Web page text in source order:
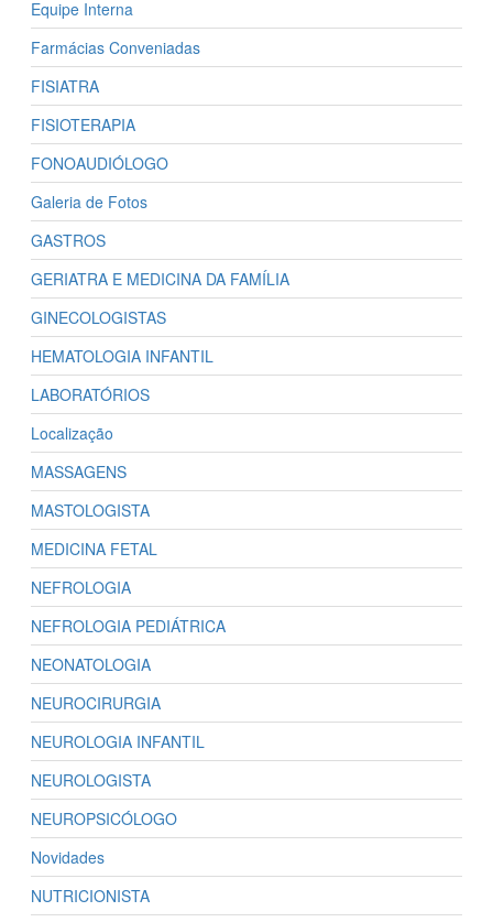
Equipe Interna
Farmácias Conveniadas
FISIATRA
FISIOTERAPIA
FONOAUDIÓLOGO
Galeria de Fotos
GASTROS
GERIATRA E MEDICINA DA FAMÍLIA
GINECOLOGISTAS
HEMATOLOGIA INFANTIL
LABORATÓRIOS
Localização
MASSAGENS
MASTOLOGISTA
MEDICINA FETAL
NEFROLOGIA
NEFROLOGIA PEDIÁTRICA
NEONATOLOGIA
NEUROCIRURGIA
NEUROLOGIA INFANTIL
NEUROLOGISTA
NEUROPSICÓLOGO
Novidades
NUTRICIONISTA